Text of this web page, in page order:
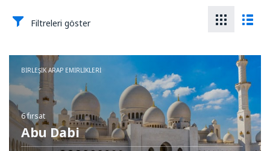
Filtreleri göster
BIRLEŞIK ARAP EMIRLIKLERI
6 fırsat
Abu Dabi